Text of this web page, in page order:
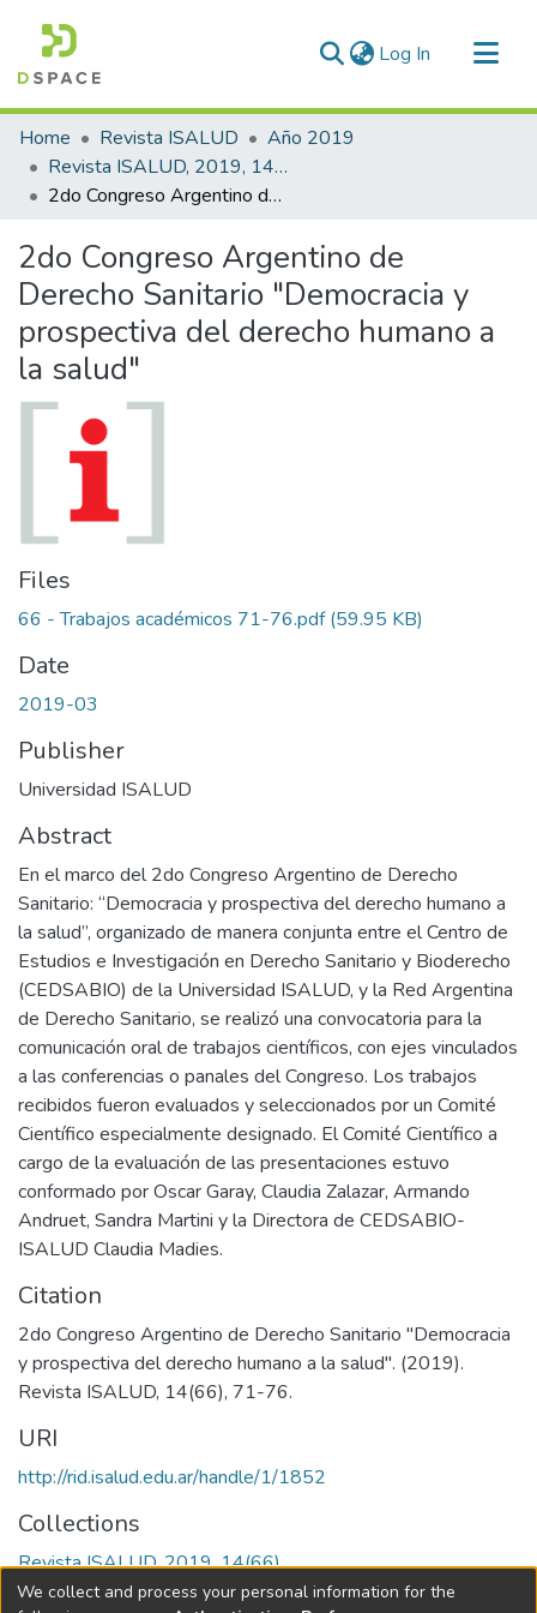
Log In (current)
Communities & Collections
All of DSpace
Statistics
Home Revista ISALUD
Año 2019
Revista ISALUD, 2019, 14(66)
2do Congreso Argentino de Derecho Sanitario "Democracia y prospectiva del derecho humano a la salud"
2do Congreso Argentino de
Derecho Sanitario "Democracia y
prospectiva del derecho humano a
la salud"
Files
66 - Trabajos académicos 71-76.pdf(59.95 KB)
Date
2019-03
Publisher
Universidad ISALUD
Abstract
En el marco del 2do Congreso Argentino de Derecho
Sanitario: “Democracia y prospectiva del derecho humano a
la salud”, organizado de manera conjunta entre el Centro de
Estudios e Investigación en Derecho Sanitario y Bioderecho
(CEDSABIO) de la Universidad ISALUD, y la Red Argentina
de Derecho Sanitario, se realizó una convocatoria para la
comunicación oral de trabajos científicos, con ejes vinculados
a las conferencias o panales del Congreso. Los trabajos
recibidos fueron evaluados y seleccionados por un Comité
Científico especialmente designado. El Comité Científico a
cargo de la evaluación de las presentaciones estuvo
conformado por Oscar Garay, Claudia Zalazar, Armando
Andruet, Sandra Martini y la Directora de CEDSABIO-
ISALUD Claudia Madies.
Citation
2do Congreso Argentino de Derecho Sanitario "Democracia
y prospectiva del derecho humano a la salud". (2019).
Revista ISALUD, 14(66), 71-76.
URI
http://rid.isalud.edu.ar/handle/1/1852
Collections
Revista ISALUD, 2019, 14(66)
We collect and process your personal information for the